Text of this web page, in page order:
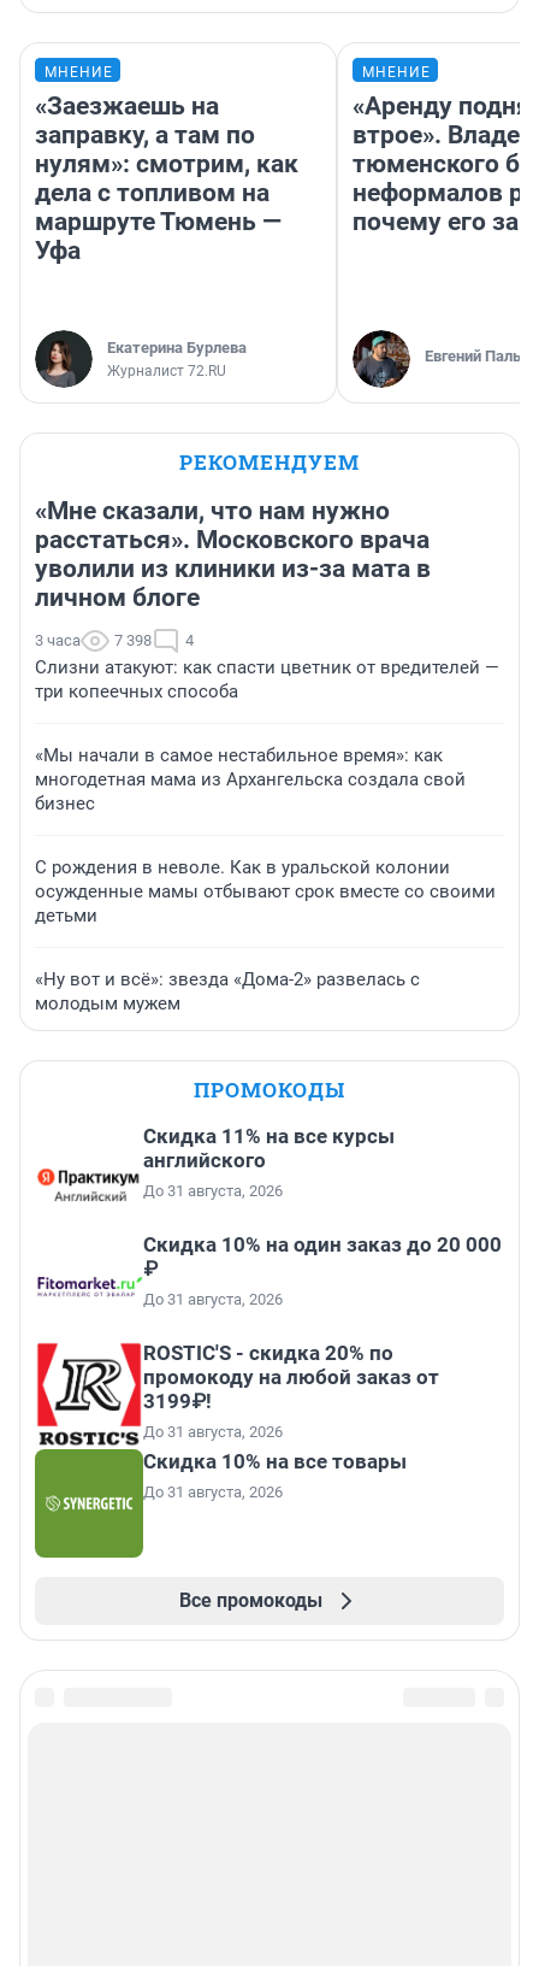
МНЕНИЕ
«Заезжаешь на
заправку, а там по
нулям»: смотрим, как
дела с топливом на
маршруте Тюмень —
Уфа
Екатерина Бурлева
Журналист 72.RU
МНЕНИЕ
«Аренду
втрое».
тюменского
неформалов
почему его
Евгений
РЕКОМЕНДУЕМ
«Мне сказали, что нам нужно
расстаться». Московского врача
уволили из клиники из-за мата в
личном блоге
3 часа 7 398 4
Слизни атакуют: как спасти цветник от вредителей —
три копеечных способа
«Мы начали в самое нестабильное время»: как
многодетная мама из Архангельска создала свой
бизнес
С рождения в неволе. Как в уральской колонии
осужденные мамы отбывают срок вместе со своими
детьми
«Ну вот и всё»: звезда «Дома-2» развелась с
молодым мужем
ПРОМОКОДЫ
Скидка 11% на все курсы
английского
До 31 августа, 2026
Скидка 10% на один заказ до 20 000
₽
До 31 августа, 2026
ROSTIC'S - скидка 20% по
промокоду на любой заказ от
3199₽!
До 31 августа, 2026
Скидка 10% на все товары
До 31 августа, 2026
Все промокоды